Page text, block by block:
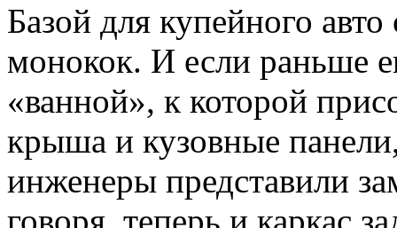
Базой для купейного
монокок. И если раньше
«ванной», к которой
крыша и кузовные
инженеры представили